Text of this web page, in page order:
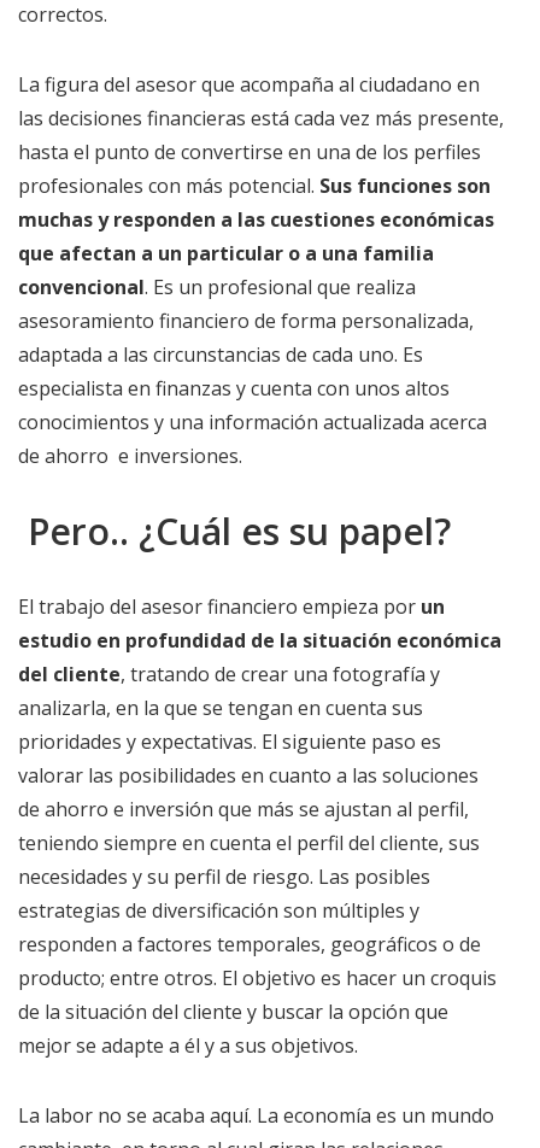
correctos.
La figura del asesor que acompaña al ciudadano en
las decisiones financieras está cada vez más presente,
hasta el punto de convertirse en una de los perfiles
profesionales con más potencial. Sus funciones son
muchas y responden a las cuestiones económicas
que afectan a un particular o a una familia
convencional. Es un profesional que realiza
asesoramiento financiero de forma personalizada,
adaptada a las circunstancias de cada uno. Es
especialista en finanzas y cuenta con unos altos
conocimientos y una información actualizada acerca
de ahorro e inversiones.
Pero.. ¿Cuál es su papel?
El trabajo del asesor financiero empieza por un
estudio en profundidad de la situación económica
del cliente, tratando de crear una fotografía y
analizarla, en la que se tengan en cuenta sus
prioridades y expectativas. El siguiente paso es
valorar las posibilidades en cuanto a las soluciones
de ahorro e inversión que más se ajustan al perfil,
teniendo siempre en cuenta el perfil del cliente, sus
necesidades y su perfil de riesgo. Las posibles
estrategias de diversificación son múltiples y
responden a factores temporales, geográficos o de
producto; entre otros. El objetivo es hacer un croquis
de la situación del cliente y buscar la opción que
mejor se adapte a él y a sus objetivos.
La labor no se acaba aquí. La economía es un mundo